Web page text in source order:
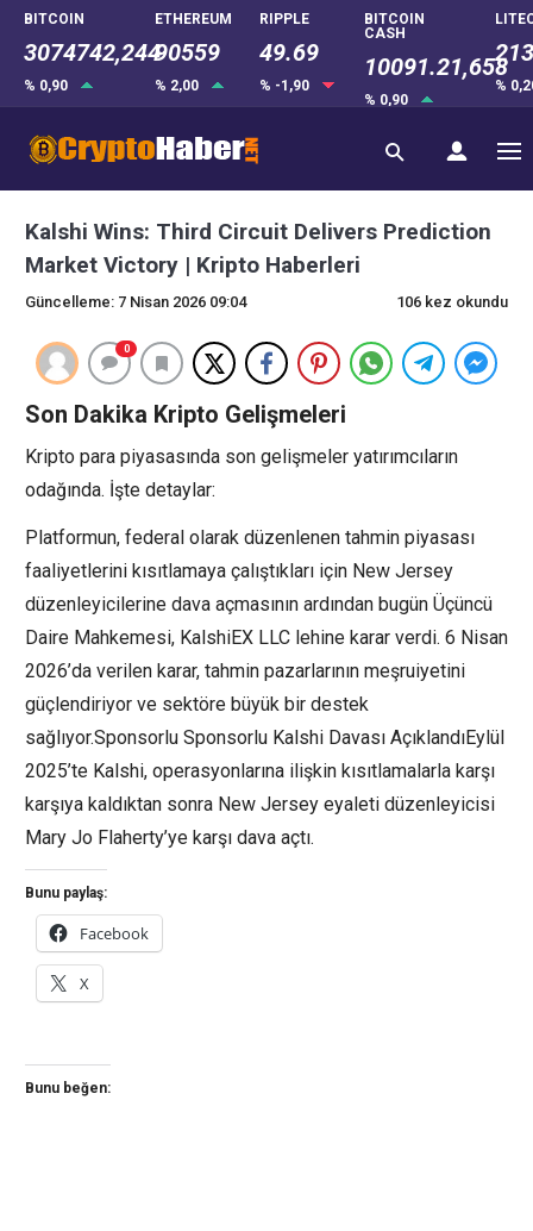
BITCOIN
3074742,244
% 0,90
ETHEREUM
90559
% 2,00
RIPPLE
49.69
% -1,90
BITCOIN
CASH
10091.21,658
% 0,90
%
Kalshi Wins: Third Circuit Delivers Prediction
Market Victory | Kripto Haberleri
Güncelleme: 7 Nisan 2026 09:04 106 kez okundu
0
Son Dakika Kripto Gelişmeleri
Kripto para piyasasında son gelişmeler yatırımcıların
odağında. İşte detaylar:
Platformun, federal olarak düzenlenen tahmin piyasası
faaliyetlerini kısıtlamaya çalıştıkları için New Jersey
düzenleyicilerine dava açmasının ardından bugün Üçüncü
Daire Mahkemesi, KalshiEX LLC lehine karar verdi. 6 Nisan
2026’da verilen karar, tahmin pazarlarının meşruiyetini
güçlendiriyor ve sektöre büyük bir destek
sağlıyor.Sponsorlu Sponsorlu Kalshi Davası AçıklandıEylül
2025’te Kalshi, operasyonlarına ilişkin kısıtlamalarla karşı
karşıya kaldıktan sonra New Jersey eyaleti düzenleyicisi
Mary Jo Flaherty’ye karşı dava açtı.
Bunu paylaş:
Facebook
X
Bunu beğen: